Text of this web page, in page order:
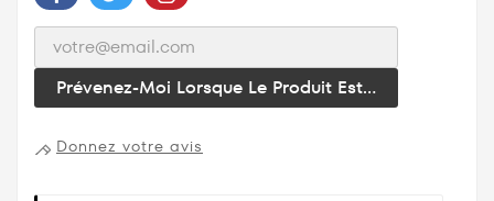
Prévenez-Moi Lorsque Le Produit Est...
Donnez votre avis